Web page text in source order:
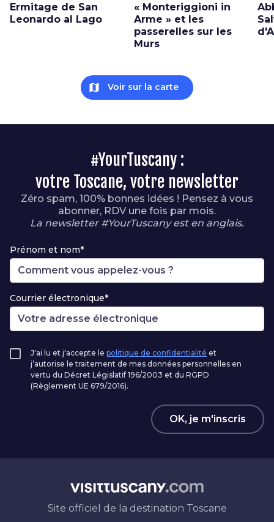
Ermitage de San
Leonardo al Lago
« Monteriggioni in
Arme » et les
passerelles sur les
Murs
map Voir sur la carte
#YourTuscany :
votre Toscane, votre newsletter
Zéro spam, 100% bonnes idées ! Pensez à vous
abonner, RDV une fois par mois.
La newsletter #YourTuscany est en anglais.
Prénom et nom*
Courrier électronique*
J'ai lu et j'accepte le politique de confidentialité et
j’autorise le traitement de mes données personnelles en
vertu du Décret Législatif 196/2003 et du RGPD
(Règlement UE 679/2016).
OK, je m'inscris
Site officiel de la destination Toscane